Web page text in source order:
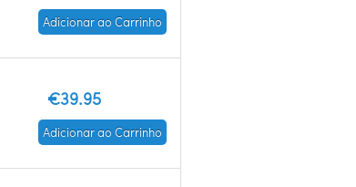
Adicionar ao Carrinho
€39.95
Adicionar ao Carrinho